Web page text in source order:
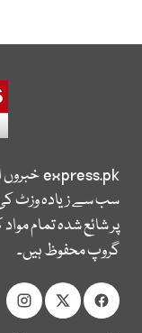
express.pk
سب سے زیادہ وزٹ
پر شائع شدہ تمام
گروپ محفوظ ہیں۔